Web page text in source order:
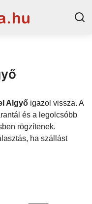
Algyő igazol vissza. A
és a legolcsóbb
rögzítenek.
ha szállást